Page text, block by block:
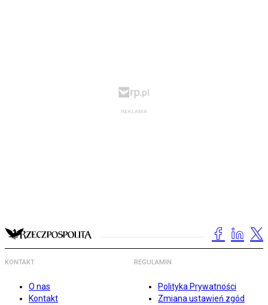
KONTAKT
O nas
Kontakt
REGULAMIN
Polityka Prywatności
Zmiana ustawień zgód